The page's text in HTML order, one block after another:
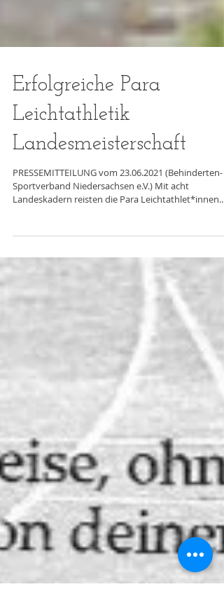
Erfolgreiche Para
Leichtathletik
Landesmeisterschaft
PRESSEMITTEILUNG vom 23.06.2021 (Behinderten-
Landeskadern reisten die Para Leichtathlet*innen...